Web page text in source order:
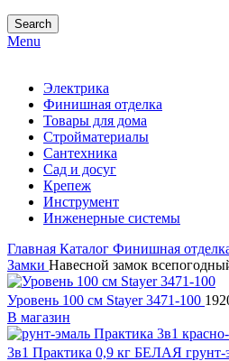
Search
Menu
Электрика
Финишная отделка
Товары для дома
Стройматериалы
Сантехника
Сад и досуг
Крепеж
Инструмент
Инженерные системы
Главная Каталог Финишная
Замки Навесной замок
Уровень 100 см Stayer 3471-100
В магазин
3в1 Практика 0,9 кг БЕЛАЯ грунт-